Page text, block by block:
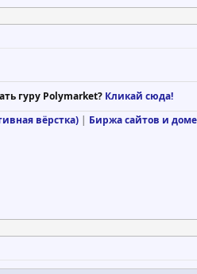
гуру Polymarket? Кликай сюда!
вёрстка) | Биржа сайтов и